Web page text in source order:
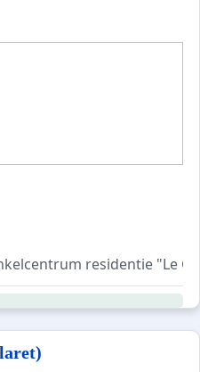
residentie "Le